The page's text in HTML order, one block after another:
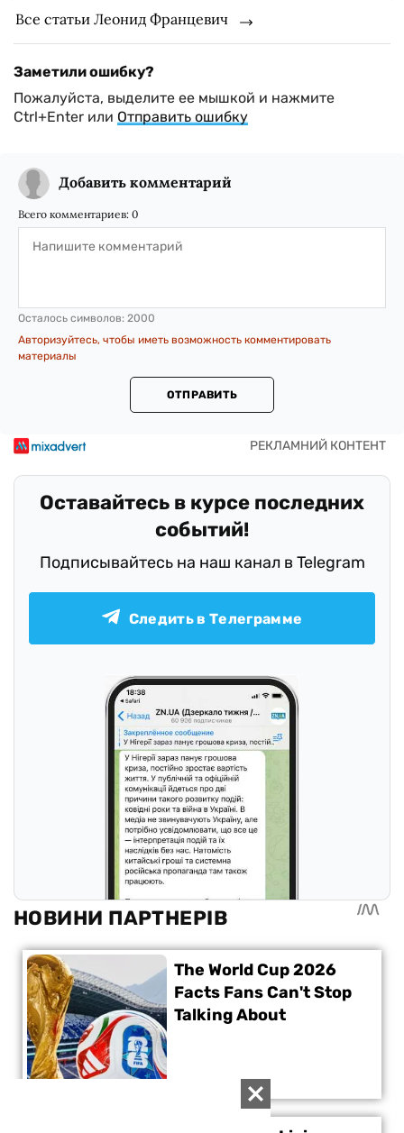
Все статьи Леонид Францевич
Заметили ошибку?
Пожалуйста, выделите ее мышкой и нажмите
Ctrl+Enter или Отправить ошибку
Добавить комментарий
Всего комментариев: 0
Осталось символов: 2000
Авторизуйтесь, чтобы иметь возможность комментировать
материалы
ОТПРАВИТЬ
Оставайтесь в курсе последних
событий!
Подписывайтесь на наш канал в Telegram
Следить в Телеграмме